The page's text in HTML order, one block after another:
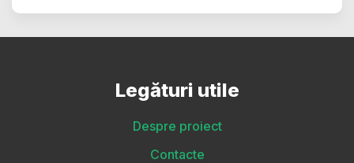
Legături utile
Despre proiect
Contacte